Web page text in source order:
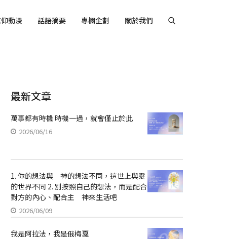
動漫 話語摘要 專欄企劃 關於我們
最新文章
萬事都有時機 時機一過，就會僅止於此
2026/06/16
1. 你的想法與 神的想法不同，這世上與靈
的世界不同 2. 別按照自己的想法，而是配合
對方的內心、配合主 神來生活吧
2026/06/09
我是阿拉法，我是俄梅戛